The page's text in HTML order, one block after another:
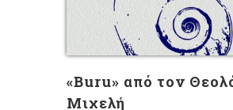
«Buru» από τον
Μιχελή